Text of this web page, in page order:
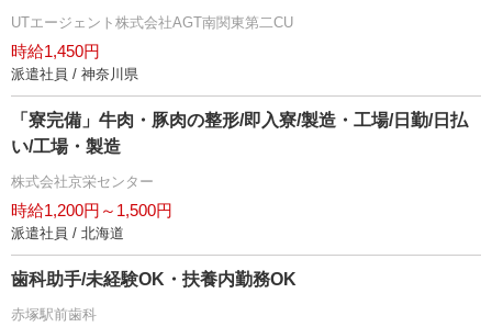
UTエージェント株式会社AGT南関東第二CU
時給1,450円
派遣社員 / 神奈川県
「寮完備」牛肉・豚肉の整形/即入寮/製造・工場/日勤/日払
い/工場・製造
株式会社京栄センター
時給1,200円～1,500円
派遣社員 / 北海道
歯科助手/未経験OK・扶養内勤務OK
赤塚駅前歯科